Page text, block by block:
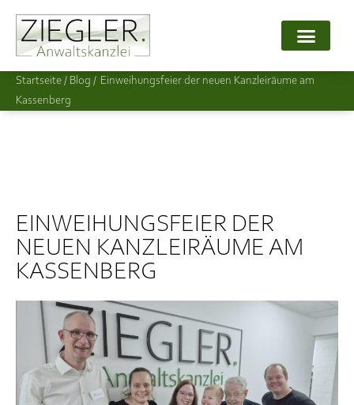
Startseite /
Einweihungsfeier der neuen Kanzleiräume am
Kassenberg
EINWEIHUNGSFEIER DER
NEUEN KANZLEIRÄUME AM
KASSENBERG